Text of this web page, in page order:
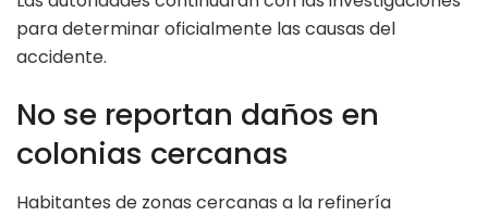
para determinar oficialmente las causas del
accidente.
No se reportan daños en
colonias cercanas
Habitantes de zonas cercanas a la refinería